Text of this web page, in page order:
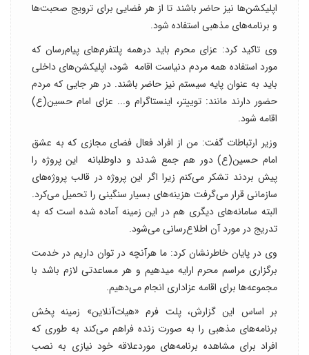
اپلیکشن‌ها نیز حاضر باشند تا از هر فضایی برای ترویج صحبت‌ها
و برنامه‌های مذهبی استفاده شود.
وی تاکید کرد: عزای محرم باید درهمه پلتفرم‌های پیام‌رسان که
مورد استفاده همه مردم دنیاست اقامه شود، اپلیکشن‌های داخلی
باید به عنوان پایه سیستم نیز حاضر باشند. در هر جایی که مردم
حضور دارند مانند: توییتر، اینستاگرام و... عزای امام حسین(ع)
اقامه شود.
وزیر ارتباطات گفت: من از افراد فعال فضای مجازی که به عشق
امام حسین(ع) دور هم جمع شدند و داوطلبانه این پروژه را
پیش بردند تشکر می‌کنم زیرا اگر این پروژه در قالب پروژه‌های
سازمانی قرار می‌گرفت هزینه‌های بسیار سنگینی را تحمیل می‌کرد.
البته سامانه‌های دیگری هم در این زمینه آماده شده است که به
تدریج در مورد آن اطلاع‌رسانی می‌شود.
وی در پایان خاطرنشان کرد: ما هرآنچه در توان داریم در خدمت
برگزاری مراسم محرم ارایه می‎دهیم و هر مساعدتی لازم باشد با
مجموعه‌ها برای اقامه عزاداری انجام می‌دهیم.
بر اساس این گزارش، پلت فرم «هیات‌آنلاین» زمینه پخش
برنامه‌های مذهبی را به صورت زنده فراهم می‌کند به طوری که
افراد برای مشاهده برنامه‌های موردعلاقه خود نیازی به نصب